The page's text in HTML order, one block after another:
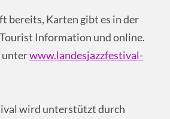
bereits, Karten gibt es in der
Information und online.
unterwww.landesjazzfestival-
wird unterstützt durch